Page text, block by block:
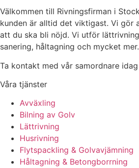
Välkommen till Rivningsfirman i
kunden är alltid det viktigast. Vi
att du ska bli nöjd. Vi utför
sanering, håltagning och mycket mer.
Ta kontakt med vår samordnare
Våra tjänster
Avväxling
Bilning av Golv
Lättrivning
Husrivning
Flytspackling & Golvavjämning
Håltagning & Betongborrning